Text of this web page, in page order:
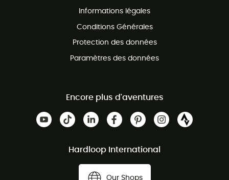
Informations légales
Conditions Générales
Protection des données
Paramètres des données
Encore plus d'aventures
Hardloop International
Our Shops